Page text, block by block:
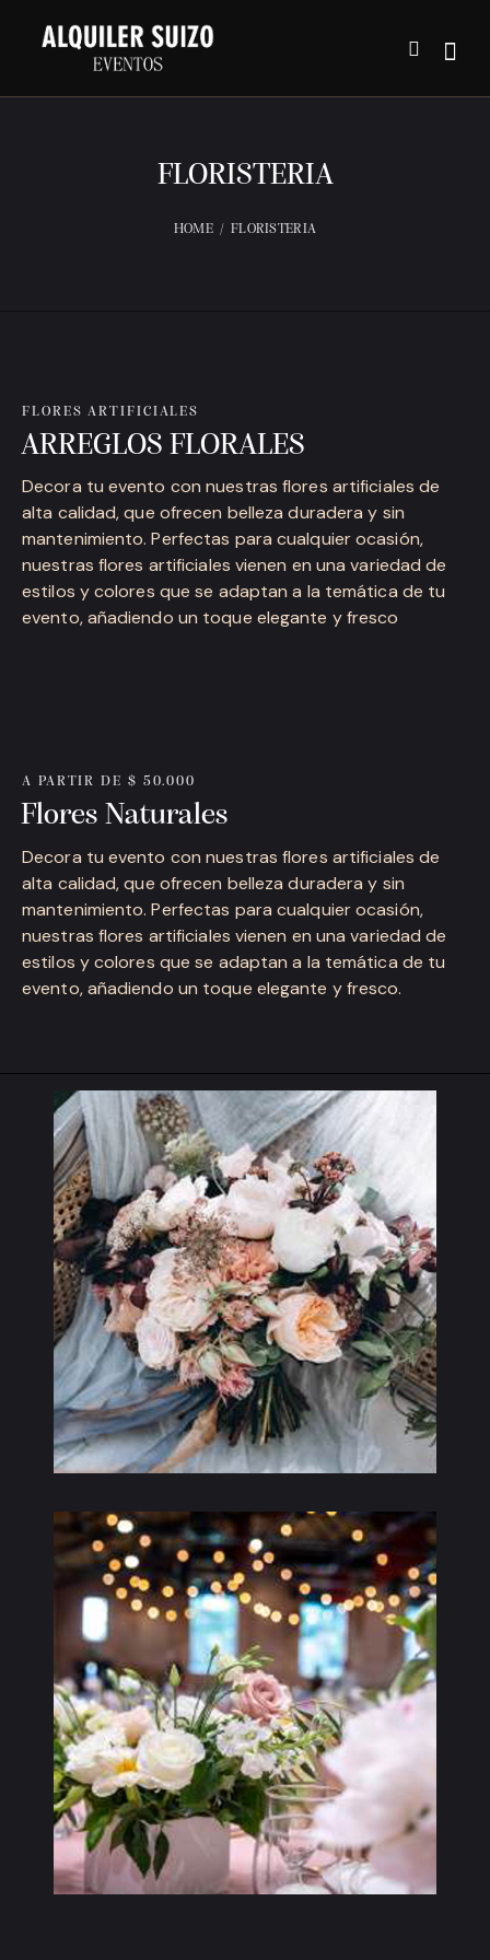
FLORISTERIA
HOME FLORISTERIA
FLORES ARTIFICIALES
ARREGLOS FLORALES
Decora tu evento con nuestras flores artificiales de
alta calidad, que ofrecen belleza duradera y sin
mantenimiento. Perfectas para cualquier ocasión,
nuestras flores artificiales vienen en una variedad de
estilos y colores que se adaptan a la temática de tu
evento, añadiendo un toque elegante y fresco
A PARTIR DE $ 50.000
Flores Naturales
Decora tu evento con nuestras flores artificiales de
alta calidad, que ofrecen belleza duradera y sin
mantenimiento. Perfectas para cualquier ocasión,
nuestras flores artificiales vienen en una variedad de
estilos y colores que se adaptan a la temática de tu
evento, añadiendo un toque elegante y fresco.